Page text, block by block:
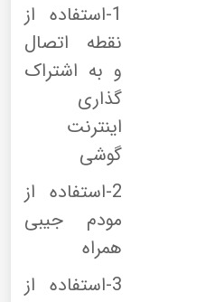
1-استفاده از
نقطه اتصال
و به اشتراک
گذاری
اینترنت
گوشی
2-استفاده از
مودم جیبی
همراه
3-استفاده از